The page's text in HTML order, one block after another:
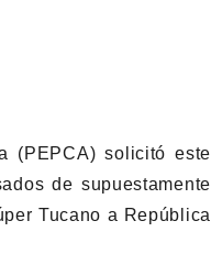
(PEPCA) solicitó este
de supuestamente
Tucano a República